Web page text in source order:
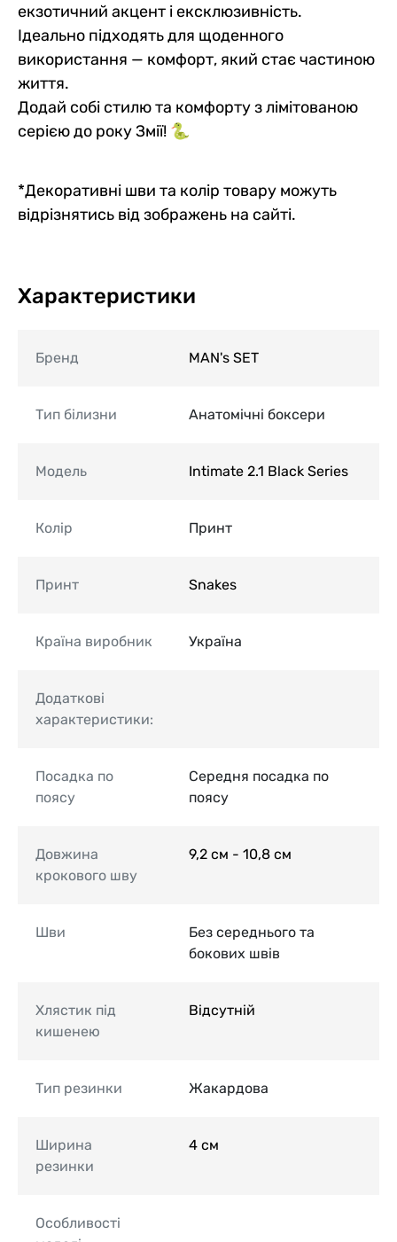
екзотичний акцент і ексклюзивність.
Ідеально підходять для щоденного
використання — комфорт, який стає частиною
життя.
Додай собі стилю та комфорту з лімітованою
серією до року Змії! 🐍
*Декоративні шви та колір товару можуть
відрізнятись від зображень на сайті.
Характеристики
Бренд MAN's SET
Тип білизни Анатомічні боксери
Модель Intimate 2.1 Black Series
Колір Принт
Принт Snakes
Країна виробник Україна
Додаткові
характеристики:
Посадка по
поясу
Середня посадка по
поясу
Довжина
крокового шву
9,2 см - 10,8 см
Шви
Без середнього та
бокових швів
Хлястик під
кишенею
Відсутній
Тип резинки Жакардова
Ширина
резинки
4 см
Особливості